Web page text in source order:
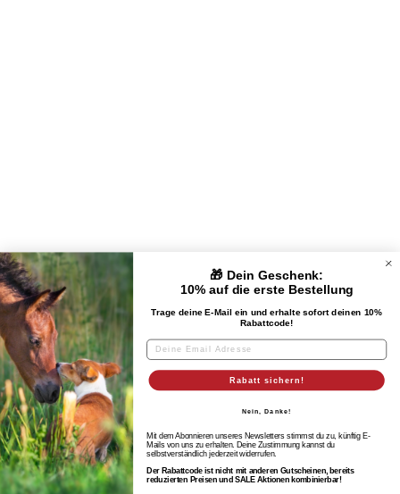
Vater des Vaters
Mutter des Vaters
Vater der Mutter
UNTERNEHMEN
KUNDENSERVICE
RECHTLICHES & IMPRESSUM
© 2026 EQUIMEA
🎁 Dein Geschenk:
10% auf die erste Bestellung
Trage deine E-Mail ein und erhalte sofort deinen 10%
Rabattcode!
Rabatt sichern!
Nein, Danke!
Mit dem Abonnieren unseres Newsletters stimmst du zu, künftig E-
Mails von uns zu erhalten. Deine Zustimmung kannst du
selbstverständlich jederzeit widerrufen.
Der Rabattcode ist nicht mit anderen Gutscheinen, bereits
reduzierten Preisen und SALE Aktionen kombinierbar!